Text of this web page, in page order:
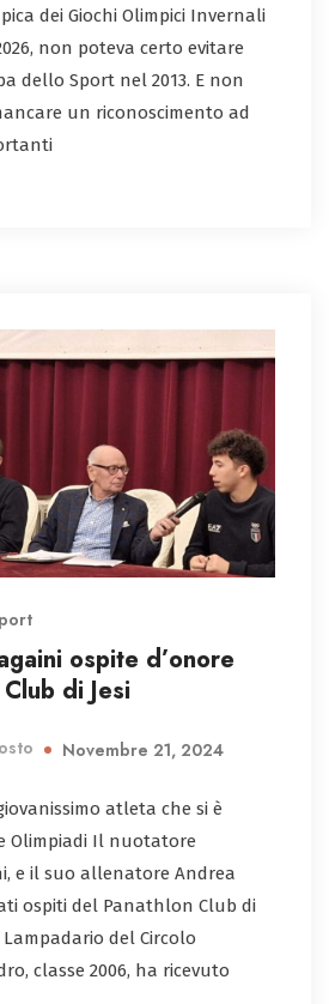
dei Giochi Olimpici Invernali
non poteva certo evitare
dello Sport nel 2013. E non
un riconoscimento ad
ospite d’onore
di Jesi
Novembre 21, 2024
atleta che si è
Olimpiadi Il nuotatore
e il suo allenatore Andrea
ospiti del Panathlon Club di
del Circolo
classe 2006, ha ricevuto